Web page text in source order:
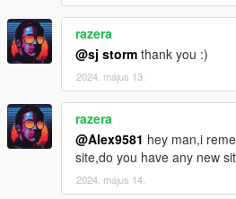
razera
@sj storm thank you :)
2024. május 13.
razera
@Alex9581 hey man,i
site,do you have any new
2024. május 14.